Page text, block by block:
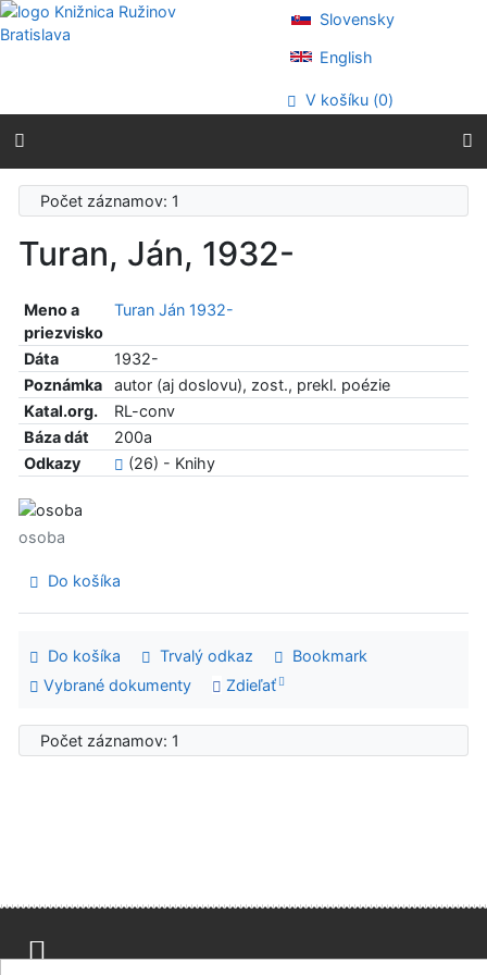
Prejsť na obsah
Prejsť na menu
Prehlásenie o webovej prístupnosti
Slovensky
English
V košíku (0)
Počet záznamov: 1
Turan, Ján, 1932-
Meno a
priezvisko
Turan Ján 1932-
Dáta
1932-
Poznámka
autor (aj doslovu), zost., prekl. poézie
Katal.org.
RL-conv
Báza dát
200a
Odkazy
(26) - Knihy
osoba
Do košíka
Do košíka Trvalý odkaz
Bookmark
Vybrané dokumenty
Zdieľať
Počet záznamov: 1